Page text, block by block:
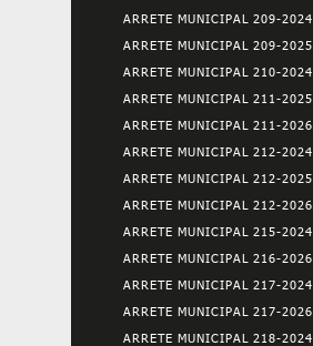
ARRETE MUNICIPAL 209-2024
ARRETE MUNICIPAL 209-2025
ARRETE MUNICIPAL 210-2024
ARRETE MUNICIPAL 211-2025
ARRETE MUNICIPAL 211-2026
ARRETE MUNICIPAL 212-2024
ARRETE MUNICIPAL 212-2025
ARRETE MUNICIPAL 212-2026
ARRETE MUNICIPAL 215-2024
ARRETE MUNICIPAL 216-2026
ARRETE MUNICIPAL 217-2024
ARRETE MUNICIPAL 217-2026
ARRETE MUNICIPAL 218-2024